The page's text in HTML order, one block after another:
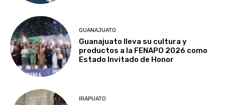
GUANAJUATO
Guanajuato lleva su cultura y
productos a la FENAPO 2026 como
Estado Invitado de Honor
IRAPUATO